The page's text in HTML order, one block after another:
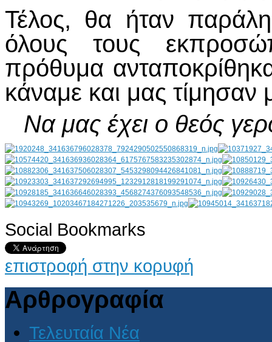
Τέλος, θα ήταν
όλους τους
πρόθυμα
κάναμε και μας τίμησαν
Να μας έχει ο θεός
AdmirorGallery 4.5.0, author/s Vasiljevski& Kekeljevic
Social Bookmarks
επιστροφή στην κορυφή
Αρθρογραφία
Τελευταία Νέα